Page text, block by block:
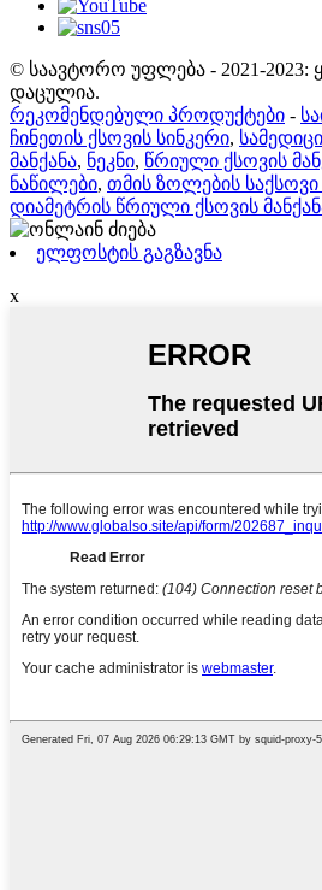
© საავტორო უფლება - 2021-2023:
დაცულია.
რეკომენდებული პროდუქტები -
ჩინეთის ქსოვის სინკერი,
მანქანა, ნეკნი, წრიული ქსოვის
ნაწილები, თმის ზოლების საქსოვი
დიამეტრის წრიული ქსოვის
ელფოსტის გაგზავნა
x